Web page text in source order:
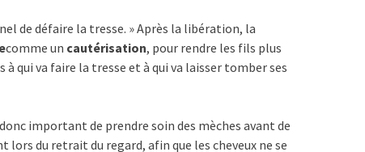
de défaire la tresse. » Après la libération, la
comme un cautérisation, pour rendre les fils plus
qui va faire la tresse et à qui va laisser tomber ses
important de prendre soin des mèches avant de
du retrait du regard, afin que les cheveux ne se